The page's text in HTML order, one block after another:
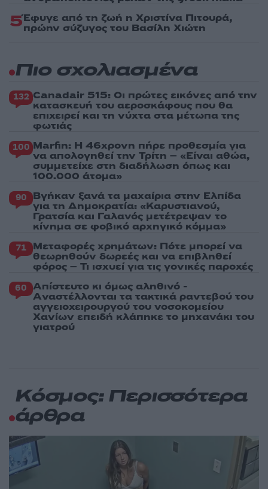
5Έφυγε από τη ζωή η Χριστίνα Πιτουρά,
πρώην σύζυγος του Βασίλη Χιώτη
Πιο σχολιασμένα
132 Canadair 515: Οι πρώτες εικόνες από την
κατασκευή του αεροσκάφους που θα
επιχειρεί και τη νύχτα στα μέτωπα της
φωτιάς
100 Marfin: Η 46χρονη πήρε προθεσμία για
να απολογηθεί την Τρίτη – «Είναι αθώα,
συμμετείχε στη διαδήλωση όπως και
100.000 άτομα»
90 Βγήκαν ξανά τα μαχαίρια στην Ελπίδα
για τη Δημοκρατία: «Καρυστιανού,
Γρατσία και Γαλανός μετέτρεψαν το
κίνημα σε φοβικό αρχηγικό κόμμα»
71 Μεταφορές χρημάτων: Πότε μπορεί να
θεωρηθούν δωρεές και να επιβληθεί
φόρος – Τι ισχυεί για τις γονικές παροχές
60 Απίστευτο κι όμως αληθινό -
Aναστέλλονται τα τακτικά ραντεβού του
αγγειοχειρουργού του νοσοκομείου
Χανίων επειδή κλάπηκε το μηχανάκι του
γιατρού
Κόσμος: Περισσότερα
άρθρα